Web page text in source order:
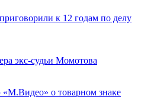
к 12 годам по делу
экс-судьи Момотова
о товарном знаке